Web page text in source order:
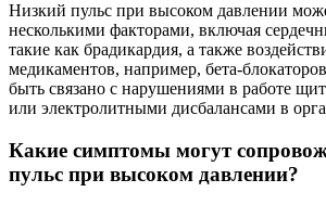
Низкий пульс при высоком давлении
несколькими факторами, включая
такие как брадикардия, а также
медикаментов, например, бета-
быть связано с нарушениями в работе
или электролитными дисбалансами в
Какие симптомы могут
пульс при высоком давлении?